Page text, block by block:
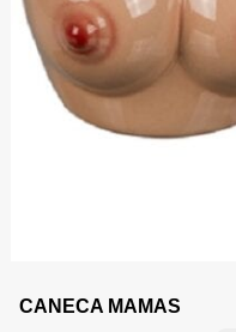
CANECA MAMAS